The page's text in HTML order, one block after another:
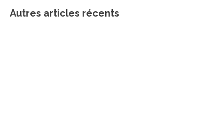
Autres articles récents